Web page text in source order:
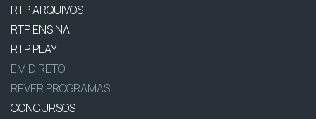
RTP ARQUIVOS
RTP ENSINA
RTP PLAY
EM DIRETO
REVER PROGRAMAS
CONCURSOS